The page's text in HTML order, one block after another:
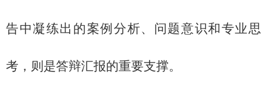
告中凝练出的案例分析、问题意识和专业思
考，则是答辩汇报的重要支撑。